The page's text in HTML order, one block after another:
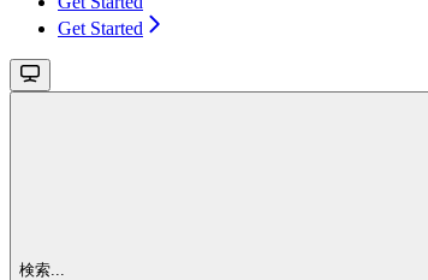
Get Started
検索...